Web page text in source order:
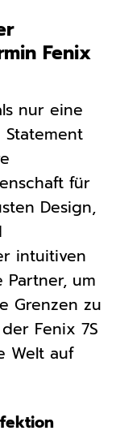
Fenix
nur eine
für
Design,
intuitiven
um
Grenzen zu
Fenix 7S
Welt auf